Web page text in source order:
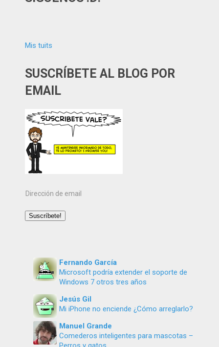
Mis tuits
SUSCRÍBETE AL BLOG POR
EMAIL
Dirección
email
Suscríbete!
Fernando García
Microsoft podría extender el soporte de
Windows 7 otros tres años
Jesús Gil
Mi iPhone no enciende ¿Cómo arreglarlo?
Manuel Grande
Comederos inteligentes para mascotas –